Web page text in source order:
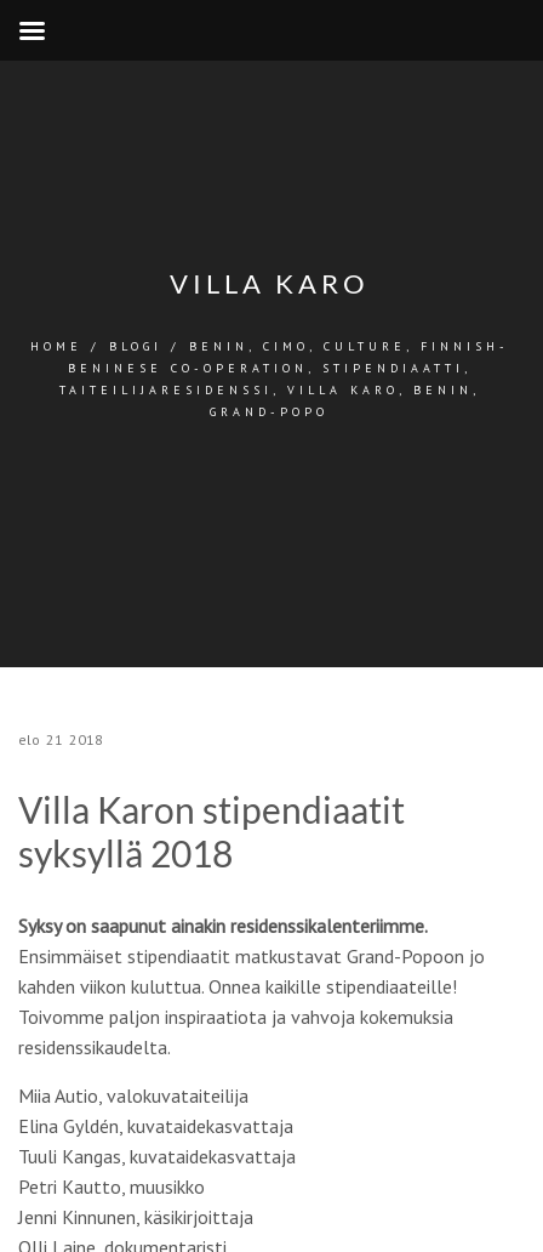
VILLA KARO
HOME / BLOGI / BENIN CIMO CULTURE
FINNISH-
BENINESE CO-OPERATION
STIPENDIAATTI
TAITEILIJARESIDENSSI
VILLA KARO, BENIN,
GRAND-POPO
elo 21 2018
Villa Karon stipendiaatit
syksyllä 2018
Syksy on saapunut ainakin residenssikalenteriimme.
Ensimmäiset stipendiaatit matkustavat Grand-Popoon jo
kahden viikon kuluttua. Onnea kaikille stipendiaateille!
Toivomme paljon inspiraatiota ja vahvoja kokemuksia
residenssikaudelta.
Miia Autio, valokuvataiteilija
Elina Gyldén, kuvataidekasvattaja
Tuuli Kangas, kuvataidekasvattaja
Petri Kautto, muusikko
Jenni Kinnunen, käsikirjoittaja
Olli Laine, dokumentaristi